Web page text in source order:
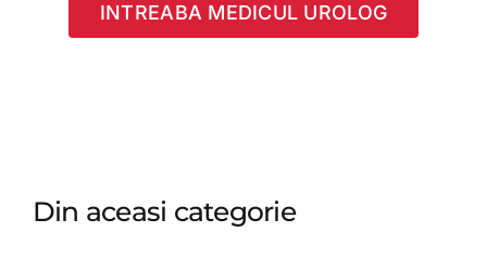
INTREABA MEDICUL UROLOG
Din aceasi categorie